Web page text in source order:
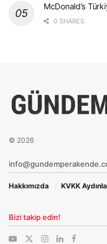
McDonald’s
0 SHARES
© 2026
Hakkımızda KVKK
Bizi takip edin!